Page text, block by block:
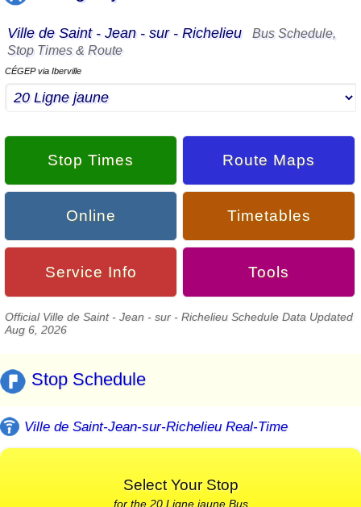
Ville de Saint - Jean - sur - Richelieu
Bus Schedule,
Stop Times & Route
CÉGEP via Iberville
Stop Times Route Maps
Online Timetables
Service Info Tools
Official Ville de Saint - Jean - sur - Richelieu Schedule Data Updated
Aug 6, 2026
Stop Schedule
Ville de Saint-Jean-sur-Richelieu Real-Time
Select Your Stop
for the 20 Ligne jaune Bus